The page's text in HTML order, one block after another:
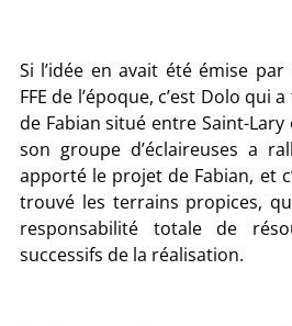
Si l’idée en avait été émise
FFE de l’époque, c’est Dolo qui
de Fabian situé entre Saint-Lary
son groupe d’éclaireuses a
apporté le projet de Fabian, et
trouvé les terrains propices,
responsabilité totale de
successifs de la réalisation.